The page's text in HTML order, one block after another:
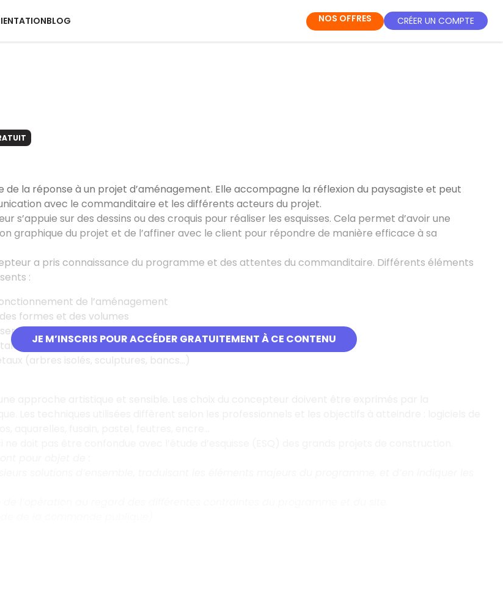
BLOG NOS OFFRES CRÉER UN COMPTE
JE M’INSCRIS POUR ACCÉDER GRATUITEMENT À CE CONTENU
de la réponse à un projet d’aménagement. Elle accompagne la réflexion du paysagiste et peut
avec le commanditaire et les différents acteurs du projet.
s’appuie sur des dessins ou des croquis pour réaliser les esquisses. Cela permet d’avoir une
graphique du projet et de l’affiner avec le client pour répondre de manière efficace à sa
a pris connaissance du programme et des attentes du commanditaire. Différents éléments
:
de l’aménagement
formes et des volumes
utilisés
minérales, l’eau…)
(arbres isolés, sculptures, bancs…)